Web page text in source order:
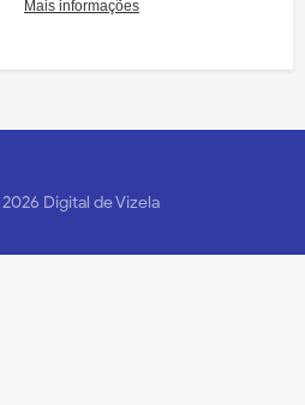
2026 Digital de Vizela